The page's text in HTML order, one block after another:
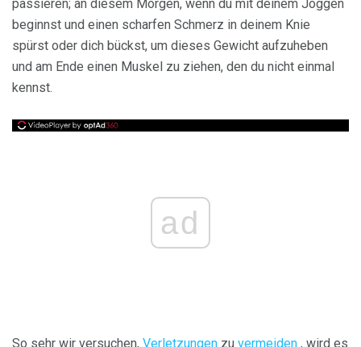
passieren; an diesem Morgen, wenn du mit deinem Joggen
beginnst und einen scharfen Schmerz in deinem Knie
spürst oder dich bückst, um dieses Gewicht aufzuheben
und am Ende einen Muskel zu ziehen, den du nicht einmal
kennst.
ad
So sehr wir versuchen, Verletzungen zu vermeiden , wird es